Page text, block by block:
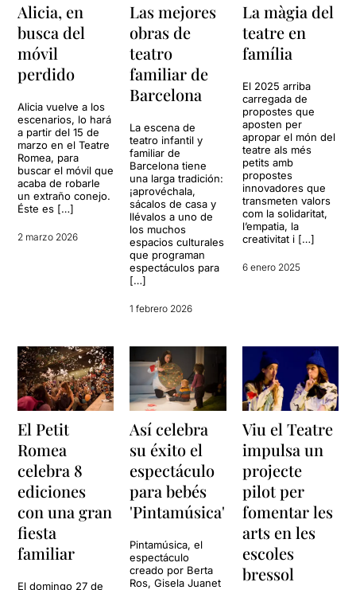
Alicia, en
busca del
móvil
perdido
Alicia vuelve a los
escenarios, lo hará
a partir del 15 de
marzo en el Teatre
Romea, para
buscar el móvil que
acaba de robarle
un extraño conejo.
Éste es […]
2 marzo 2026
Las mejores
obras de
teatro
familiar de
Barcelona
La escena de
teatro infantil y
familiar de
Barcelona tiene
una larga tradición:
¡aprovéchala,
sácalos de casa y
llévalos a uno de
los muchos
espacios culturales
que programan
espectáculos para
[…]
1 febrero 2026
La màgia del
teatre en
família
El 2025 arriba
carregada de
propostes que
aposten per
apropar el món del
teatre als més
petits amb
propostes
innovadores que
transmeten valors
com la solidaritat,
l’empatia, la
creativitat i […]
6 enero 2025
El Petit
Romea
celebra 8
ediciones
con una gran
fiesta
familiar
El domingo 27 de
Así celebra
su éxito el
espectáculo
para bebés
'Pintamúsica'
Pintamúsica, el
espectáculo
creado por Berta
Ros, Gisela Juanet
Viu el Teatre
impulsa un
projecte
pilot per
fomentar les
arts en les
escoles
bressol